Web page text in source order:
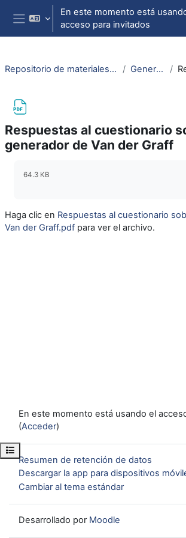
Salta al contenido principal
Panel lateral
En este momento está
acceso para invitados
Abrir índice del curso
Repositorio de materiales de soporte para la docencia de la física universitaria II Generador de Van der Graff
Respuestas al cuestionario
generador de Van der Graff
64.3 KB
Haga clic en Respuestas al cuestionario
Van der Graff.pdf para ver el archivo.
En este momento está usando el
(Acceder)
Resumen de retención de datos
Descargar la app para dispositivos
Cambiar al tema estándar
Desarrollado por Moodle